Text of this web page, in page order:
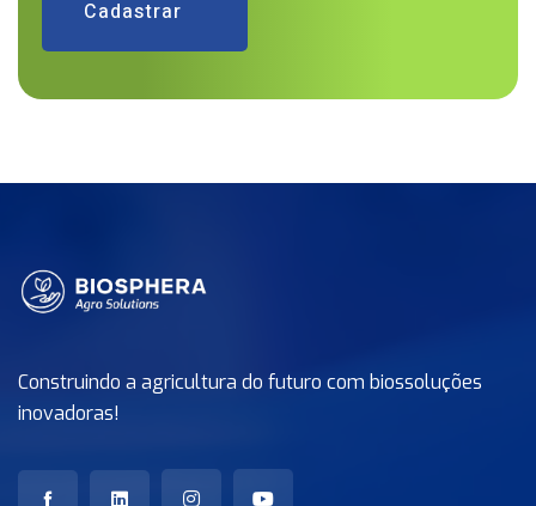
Cadastrar
Construindo a agricultura do futuro com biossoluções
inovadoras!